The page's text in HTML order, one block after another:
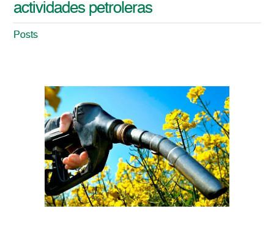
actividades petroleras
Posts